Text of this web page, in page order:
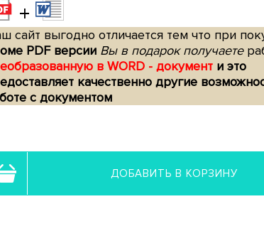
+
сайт выгодно отличается тем что при
PDF версии Вы в подарок получаете
в WORD - документ и это
качественно другие
с документом
ДОБАВИТЬ В КОРЗИНУ